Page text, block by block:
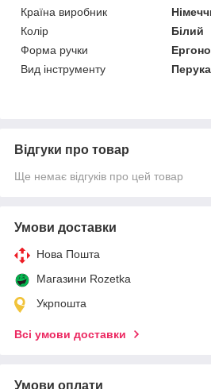
Країна виробник
Колір
Білий
Форма ручки
Вид інструменту
Відгуки про товар
Ще немає відгуків про цей товар
Умови доставки
Нова Пошта
Магазини Rozetka
Укрпошта
Всі умови доставки
Умови оплати